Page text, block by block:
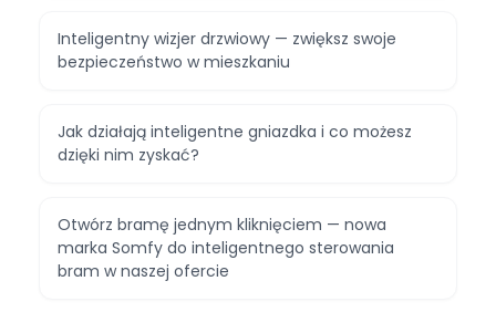
Inteligentny wizjer drzwiowy — zwiększ swoje
bezpieczeństwo w mieszkaniu
Jak działają inteligentne gniazdka i co możesz
dzięki nim zyskać?
Otwórz bramę jednym kliknięciem — nowa
marka Somfy do inteligentnego sterowania
bram w naszej ofercie